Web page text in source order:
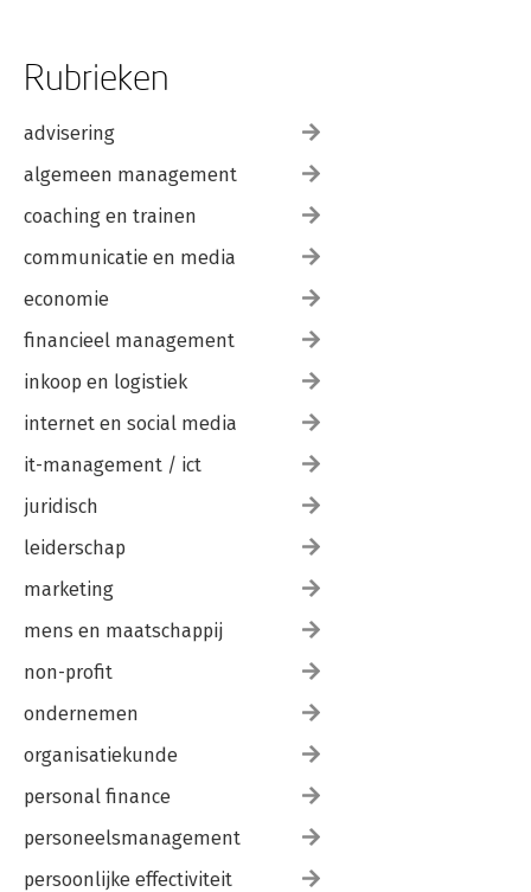
Rubrieken
advisering
algemeen management
coaching en trainen
communicatie en media
economie
financieel management
inkoop en logistiek
internet en social media
it-management / ict
juridisch
leiderschap
marketing
mens en maatschappij
non-profit
ondernemen
organisatiekunde
personal finance
personeelsmanagement
persoonlijke effectiviteit